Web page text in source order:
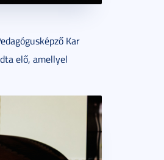
Kar
elő, amellyel